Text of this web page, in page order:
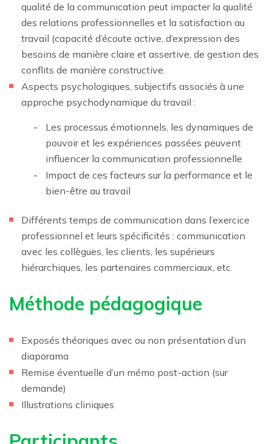
qualité de la communication peut impacter la qualité
des relations professionnelles et la satisfaction au
travail (capacité d’écoute active, d’expression des
besoins de manière claire et assertive, de gestion des
conflits de manière constructive.
Aspects psychologiques, subjectifs associés à une
approche psychodynamique du travail :
Les processus émotionnels, les dynamiques de
pouvoir et les expériences passées peuvent
influencer la communication professionnelle
Impact de ces facteurs sur la performance et le
bien-être au travail
Différents temps de communication dans l’exercice
professionnel et leurs spécificités : communication
avec les collègues, les clients, les supérieurs
hiérarchiques, les partenaires commerciaux, etc.
Méthode pédagogique
Exposés théoriques avec ou non présentation d’un
diaporama
Remise éventuelle d’un mémo post-action (sur
demande)
Illustrations cliniques